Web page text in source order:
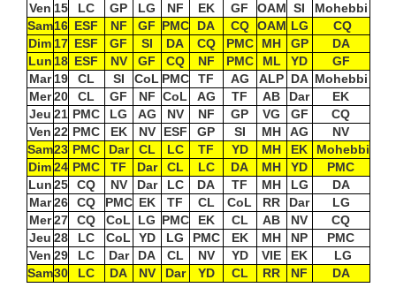
Ven 15 LC GP LG NF EK GF OAM SI
Mohebbi
Sam16 ESF NF GF PMC DA CQ OAM LG
CQ
Dim 17 ESF GF SI DA CQ PMC MH GP
DA
Lun 18 ESF NV GF CQ NF PMC ML YD
GF
Mar 19 CL SI CoL PMC TF AG ALP DA Mohebbi
Mer 20 CL GF NF CoL AG TF AB Dar
EK
Jeu 21 PMC LG AG NV NF GP VG GF
CQ
Ven 22 PMC EK NV ESF GP SI MH AG
NV
Sam23 PMC Dar CL LC TF YD MH EK
Mohebbi
Dim24 PMC TF Dar CL LC DA MH YD
PMC
Lun25 CQ NV Dar LC DA TF MH LG
DA
Mar 26 CQ PMC EK TF CL CoL RR Dar
LG
Mer 27 CQ CoL LG PMC EK CL AB NV
CQ
Jeu 28 LC CoL YD LG PMC EK MH NP
PMC
Ven 29 LC Dar DA CL NV YD VIE EK
LG
Sam30 LC DA NV Dar YD CL RR NF DA